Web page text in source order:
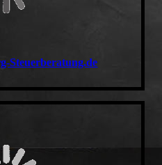
Steuerberatung.de